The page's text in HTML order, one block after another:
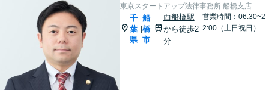
東京スタートアップ法律事務所 船橋支店
千
葉
県
|
船
橋
市
西船橋駅
から徒歩2
分
営業時間：06:30~2
2:00（土日祝日）